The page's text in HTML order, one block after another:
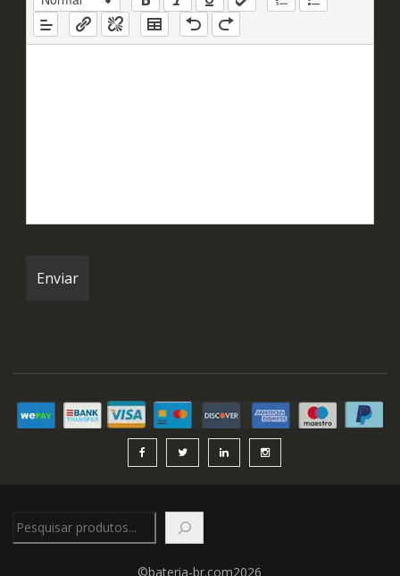
©bateria-br.com2026